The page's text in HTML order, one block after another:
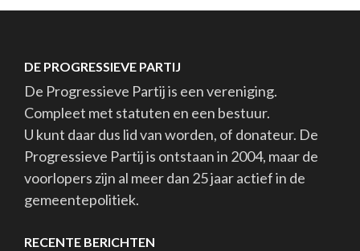
DE PROGRESSIEVE PARTIJ
De Progressieve Partij is een vereniging.
Compleet met statuten en een bestuur.
U kunt daar dus lid van worden, of donateur. De
Progressieve Partij is ontstaan in 2004, maar de
voorlopers zijn al meer dan 25 jaar actief in de
gemeentepolitiek.
RECENTE BERICHTEN